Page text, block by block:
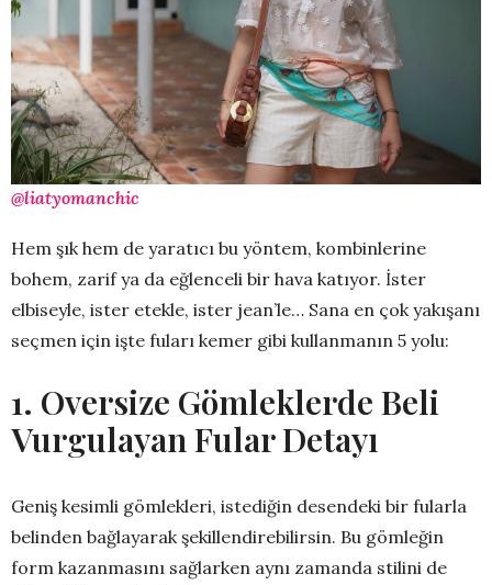
@liatyomanchic
Hem şık hem de yaratıcı bu yöntem, kombinlerine
bohem, zarif ya da eğlenceli bir hava katıyor. İster
elbiseyle, ister etekle, ister jean’le… Sana en çok yakışanı
seçmen için işte fuları kemer gibi kullanmanın 5 yolu:
1. Oversize Gömleklerde Beli
Vurgulayan Fular Detayı
Geniş kesimli gömlekleri, istediğin desendeki bir fularla
belinden bağlayarak şekillendirebilirsin. Bu gömleğin
form kazanmasını sağlarken aynı zamanda stilini de